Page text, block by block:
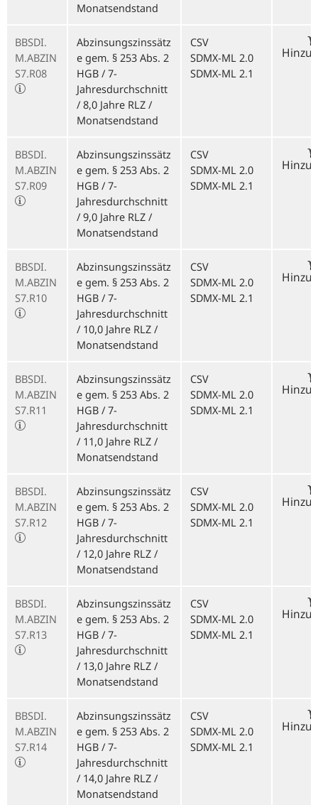
Monatsendstand
BBSDI.
M.ABZIN
S7.R08
Abzinsungszinssätz
e gem. § 253 Abs. 2
HGB / 7-
Jahresdurchschnitt
/ 8,0 Jahre RLZ /
Monatsendstand
CSV
SDMX-ML 2.0
SDMX-ML 2.1
BBSDI.
M.ABZIN
S7.R09
Abzinsungszinssätz
e gem. § 253 Abs. 2
HGB / 7-
Jahresdurchschnitt
/ 9,0 Jahre RLZ /
Monatsendstand
CSV
SDMX-ML 2.0
SDMX-ML 2.1
BBSDI.
M.ABZIN
S7.R10
Abzinsungszinssätz
e gem. § 253 Abs. 2
HGB / 7-
Jahresdurchschnitt
/ 10,0 Jahre RLZ /
Monatsendstand
CSV
SDMX-ML 2.0
SDMX-ML 2.1
BBSDI.
M.ABZIN
S7.R11
Abzinsungszinssätz
e gem. § 253 Abs. 2
HGB / 7-
Jahresdurchschnitt
/ 11,0 Jahre RLZ /
Monatsendstand
CSV
SDMX-ML 2.0
SDMX-ML 2.1
BBSDI.
M.ABZIN
S7.R12
Abzinsungszinssätz
e gem. § 253 Abs. 2
HGB / 7-
Jahresdurchschnitt
/ 12,0 Jahre RLZ /
Monatsendstand
CSV
SDMX-ML 2.0
SDMX-ML 2.1
BBSDI.
M.ABZIN
S7.R13
Abzinsungszinssätz
e gem. § 253 Abs. 2
HGB / 7-
Jahresdurchschnitt
/ 13,0 Jahre RLZ /
Monatsendstand
CSV
SDMX-ML 2.0
SDMX-ML 2.1
BBSDI.
M.ABZIN
S7.R14
Abzinsungszinssätz
e gem. § 253 Abs. 2
HGB / 7-
Jahresdurchschnitt
/ 14,0 Jahre RLZ /
Monatsendstand
CSV
SDMX-ML 2.0
SDMX-ML 2.1